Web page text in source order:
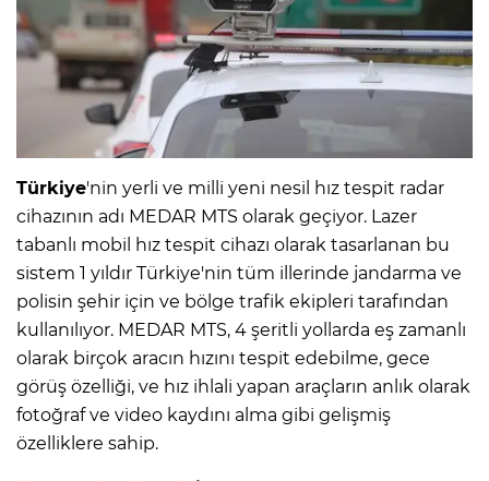
Türkiye'nin yerli ve milli yeni nesil hız tespit radar
cihazının adı MEDAR MTS olarak geçiyor. Lazer
tabanlı mobil hız tespit cihazı olarak tasarlanan bu
sistem 1 yıldır Türkiye'nin tüm illerinde jandarma ve
polisin şehir için ve bölge trafik ekipleri tarafından
kullanılıyor. MEDAR MTS, 4 şeritli yollarda eş zamanlı
olarak birçok aracın hızını tespit edebilme, gece
görüş özelliği, ve hız ihlali yapan araçların anlık olarak
fotoğraf ve video kaydını alma gibi gelişmiş
özelliklere sahip.